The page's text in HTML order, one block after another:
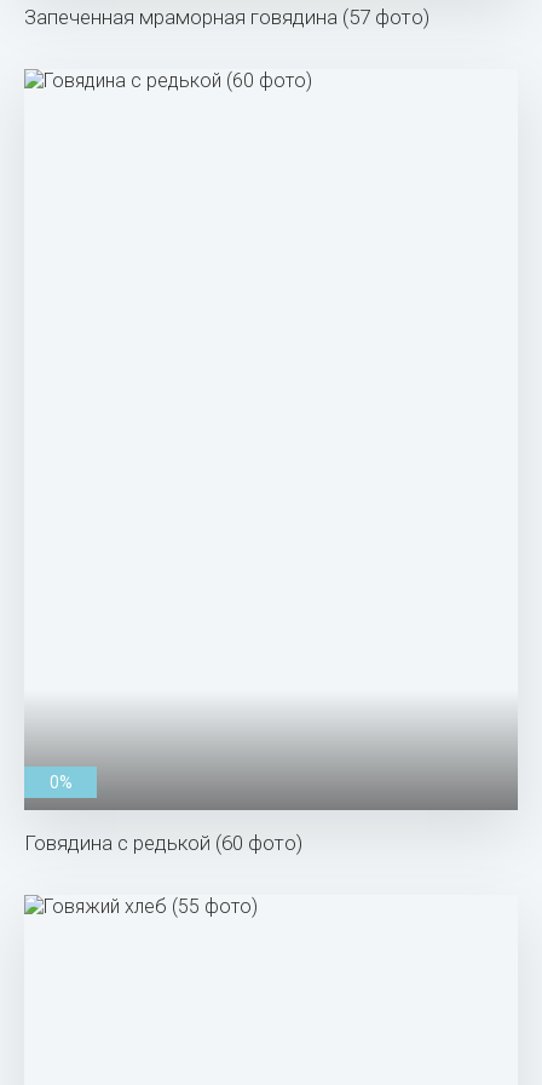
Запеченная мраморная говядина (57 фото)
0%
Говядина с редькой (60 фото)